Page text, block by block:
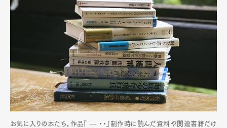
お気に入りの本たち。作品『 — ・・』制作時に読んだ資料や関連書籍だけ